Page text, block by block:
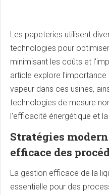
Les papeteries utilisent
technologies pour
minimisant les coûts et
article explore l'importance
vapeur dans ces usines,
technologies de mesure
l'efficacité énergétique et
Stratégies
efficace des
La gestion efficace de la
essentielle pour des